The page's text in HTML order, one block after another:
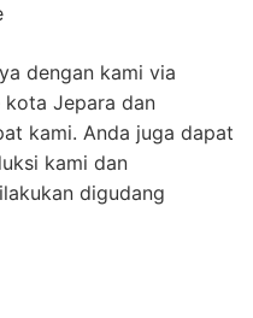
dengan kami via
kota Jepara dan
kami. Anda juga dapat
kami dan
digudang